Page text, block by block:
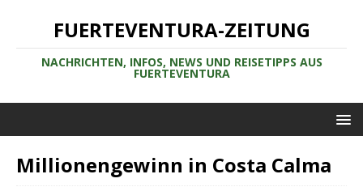
FUERTEVENTURA-ZEITUNG
NACHRICHTEN, INFOS, NEWS UND REISETIPPS AUS
FUERTEVENTURA
Millionengewinn in Costa Calma